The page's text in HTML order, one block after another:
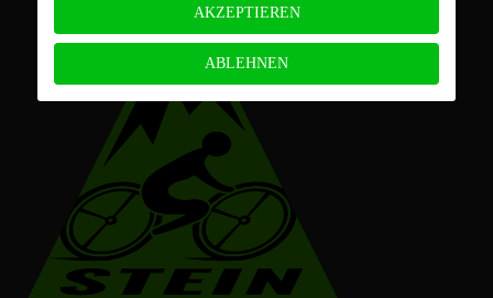
AKZEPTIEREN
ABLEHNEN